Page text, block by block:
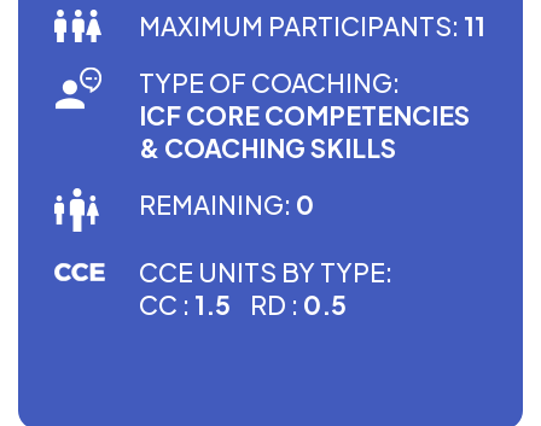
MAXIMUM PARTICIPANTS: 11
TYPE OF COACHING:
ICF CORE COMPETENCIES
& COACHING SKILLS
REMAINING: 0
CCE UNITS BY TYPE:
CC : 1.5 RD : 0.5